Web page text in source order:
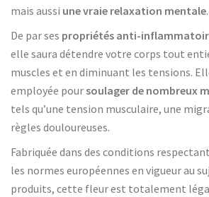
mais aussi une vraie relaxation mentale.
De par ses propriétés anti-
elle saura détendre votre corps tout
muscles et en diminuant les tensions.
employée poursoulager de nombreux
tels qu’une tension musculaire, une
règles douloureuses.
Fabriquée dans des conditions
les normes européennes en vigueur au
produits, cette fleur est totalement